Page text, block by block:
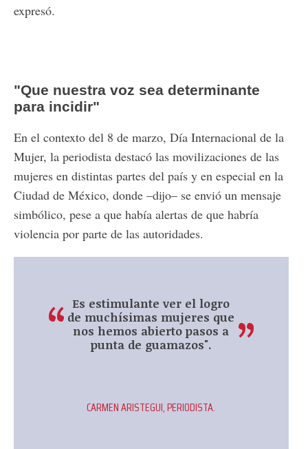
expresó.
"Que nuestra voz sea determinante
para incidir"
En el contexto del 8 de marzo, Día Internacional de la
Mujer, la periodista destacó las movilizaciones de las
mujeres en distintas partes del país y en especial en la
Ciudad de México, donde –dijo– se envió un mensaje
simbólico, pese a que había alertas de que habría
violencia por parte de las autoridades.
Es estimulante ver el logro
de muchísimas mujeres que
nos hemos abierto pasos a
punta de guamazos".
CARMEN ARISTEGUI, PERIODISTA.